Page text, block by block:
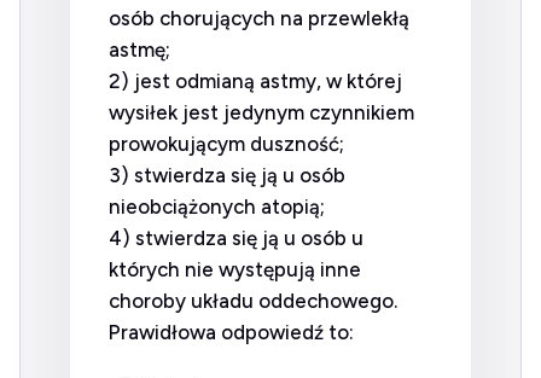
osób chorujących na przewlekłą
astmę;
2) jest odmianą astmy, w której
wysiłek jest jedynym czynnikiem
prowokującym duszność;
3) stwierdza się ją u osób
nieobciążonych atopią;
4) stwierdza się ją u osób u
których nie występują inne
choroby układu oddechowego.
Prawidłowa odpowiedź to: